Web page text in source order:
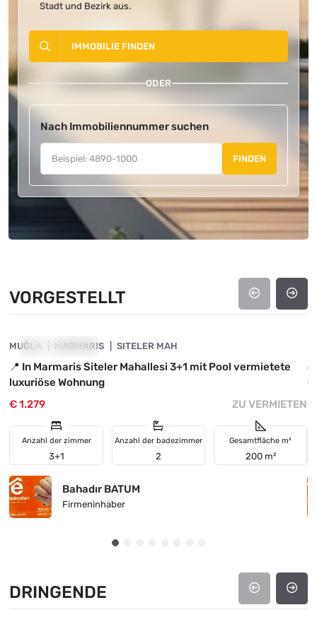
Stadt und Bezirk aus.
IMMOBILIE FINDEN
ODER
Nach Immobiliennummer suchen
FINDEN
VORGESTELLT
VORGESTELLT
MUĞLA MARMARIS SITELER MAH
📍 In Marmaris Siteler Mahallesi 3+1 mit Pool vermietete
luxuriöse Wohnung
€ 1.279
ZU VERMIETEN
Anzahl der zimmer
3+1
Anzahl der badezimmer
2
Gesamtfläche m²
200 m²
Bahadır BATUM
Firmeninhaber
€
DRINGENDE